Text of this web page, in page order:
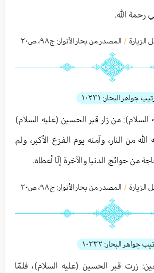
الله.
الزيارة / المصدر من بحار الأنوار: ج٩٨، ص٢٠
جواهر البحار: ١٠٢٣١
السلام): من زار قبر الحسين (عليه السلام)
الله من النار، وآمنه يوم الفزع الأكبر، ولم
من حوائج الدنيا والآخرة إلّا أعطاه.
الزيارة / المصدر من بحار الأنوار: ج٩٨، ص٢٠
جواهر البحار: ١٠٢٣٢
زرت قبر الحسين (عليه السلام)، فلمّا